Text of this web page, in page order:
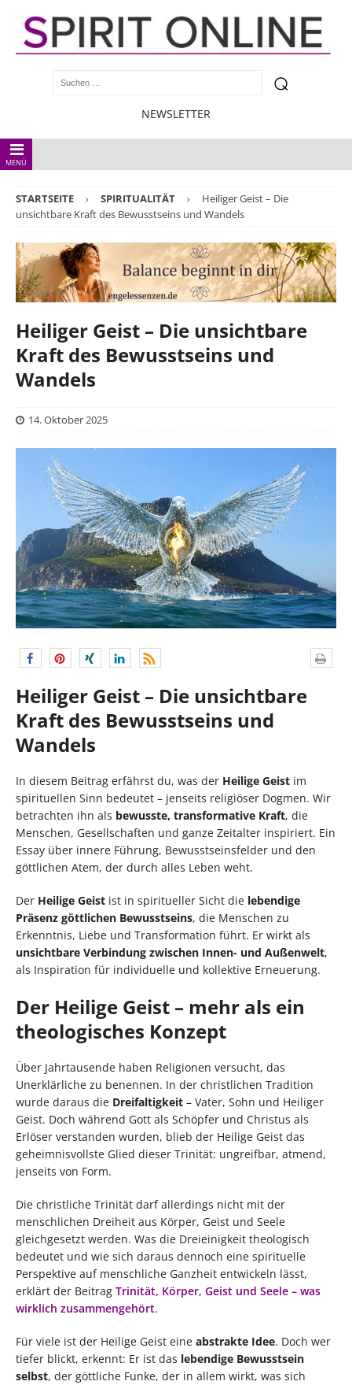
NEWSLETTER
MENÜ
STARTSEITE SPIRITUALITÄT
Heiliger Geist – Die
unsichtbare Kraft des Bewusstseins und Wandels
Heiliger Geist – Die unsichtbare
Kraft des Bewusstseins und
Wandels
14. Oktober 2025
Heiliger Geist – Die unsichtbare
Kraft des Bewusstseins und
Wandels
In diesem Beitrag erfährst du, was der Heilige Geist im
spirituellen Sinn bedeutet – jenseits religiöser Dogmen. Wir
betrachten ihn als bewusste, transformative Kraft, die
Menschen, Gesellschaften und ganze Zeitalter inspiriert. Ein
Essay über innere Führung, Bewusstseinsfelder und den
göttlichen Atem, der durch alles Leben weht.
Der Heilige Geist ist in spiritueller Sicht die lebendige
Präsenz göttlichen Bewusstseins, die Menschen zu
Erkenntnis, Liebe und Transformation führt. Er wirkt als
unsichtbare Verbindung zwischen Innen- und Außenwelt,
als Inspiration für individuelle und kollektive Erneuerung.
Der Heilige Geist – mehr als ein
theologisches Konzept
Über Jahrtausende haben Religionen versucht, das
Unerklärliche zu benennen. In der christlichen Tradition
wurde daraus die Dreifaltigkeit – Vater, Sohn und Heiliger
Geist. Doch während Gott als Schöpfer und Christus als
Erlöser verstanden wurden, blieb der Heilige Geist das
geheimnisvollste Glied dieser Trinität: ungreifbar, atmend,
jenseits von Form.
Die christliche Trinität darf allerdings nicht mit der
menschlichen Dreiheit aus Körper, Geist und Seele
gleichgesetzt werden. Was die Dreieinigkeit theologisch
bedeutet und wie sich daraus dennoch eine spirituelle
Perspektive auf menschliche Ganzheit entwickeln lässt,
erklärt der Beitrag Trinität, Körper, Geist und Seele – was
wirklich zusammengehört.
Für viele ist der Heilige Geist eine abstrakte Idee. Doch wer
tiefer blickt, erkennt: Er ist das lebendige Bewusstsein
selbst, der göttliche Funke, der in allem wirkt, was sich